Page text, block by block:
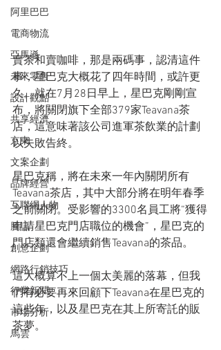
阿里巴巴
電商物流
亞馬遜
未來零售
設計觀點
共享經濟
京東
文案企劃
品牌經營
互聯網人物
騰訊
創意企劃
網路行銷技巧
行業新聞
市場分析
馬雲
賣茶和賣咖啡，那是兩碼事，認清這件
事，星巴克大概花了四年時間，或許更
久。就在7月28日早上，星巴克剛剛宣
布，將關閉旗下全部379家Teavana茶
店，這意味著該公司進軍茶飲業的計劃
以失敗告終。
星巴克稱，將在未來一年內關閉所有
Teavana茶店，其中大部分將在明年春季
之前關閉。受影響的3300名員工將“獲得
申請星巴克門店職位的機會”，星巴克的
門店類還會繼續銷售Teavana的茶品。
這大概算不上一個太美麗的落幕，但我
們有必要再來回顧下Teavana在星巴克的
這些年，以及星巴克在其上所寄託的販
茶夢。